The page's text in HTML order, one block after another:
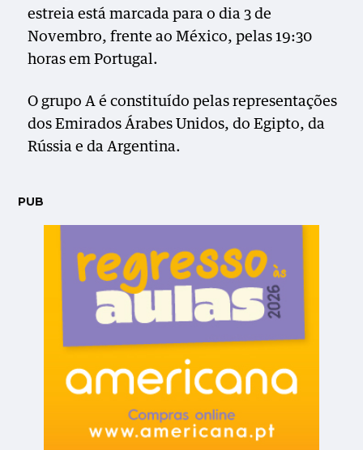
estreia está marcada para o dia 3 de
Novembro, frente ao México, pelas 19:30
horas em Portugal.
O grupo A é constituído pelas representações
dos Emirados Árabes Unidos, do Egipto, da
Rússia e da Argentina.
PUB